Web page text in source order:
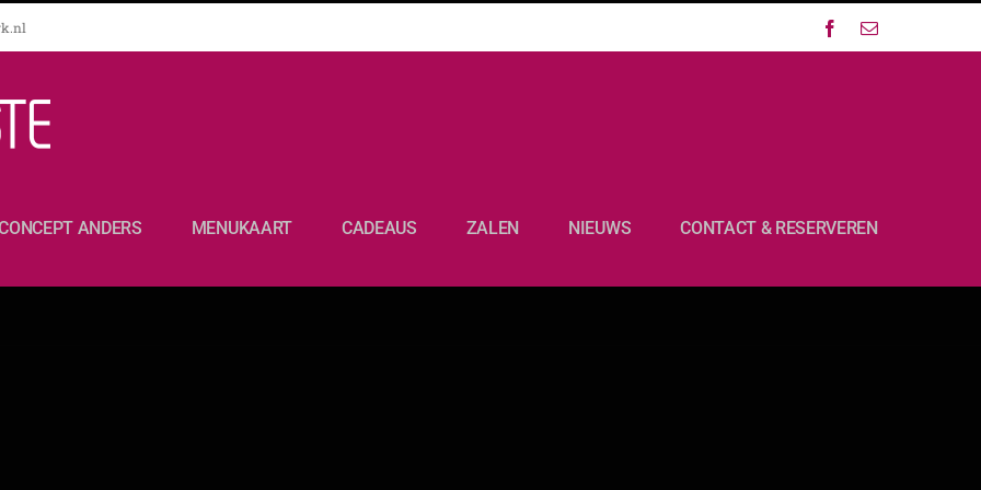
Facebook
E-
ANDERS MENUKAART CADEAUS ZALEN NIEUWS CONTACT & RESERVEREN